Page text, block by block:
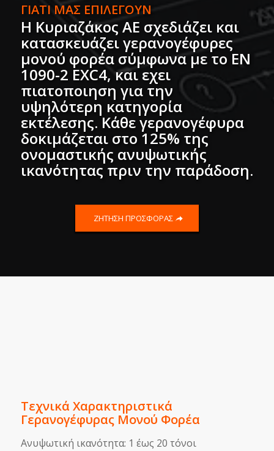
ΓΙΑΤΙ ΜΑΣ ΕΠΙΛΕΓΟΥΝ
Η Κυριαζάκος ΑΕ σχεδιάζει και
κατασκευάζει γερανογέφυρες
μονού φορέα σύμφωνα με το EN
1090-2 EXC4, και εχει
πιατοποιηση για την
υψηλότερη κατηγορία
εκτέλεσης. Κάθε γερανογέφυρα
δοκιμάζεται στο 125% της
ονομαστικής ανυψωτικής
ικανότητας πριν την παράδοση.
ΖΗΤΗΣΗ ΠΡΟΣΦΟΡΑΣ
Τεχνικά Χαρακτηριστικά
Γερανογέφυρας Μονού Φορέα
Ανυψωτική ικανότητα: 1 έως 20 τόνοι